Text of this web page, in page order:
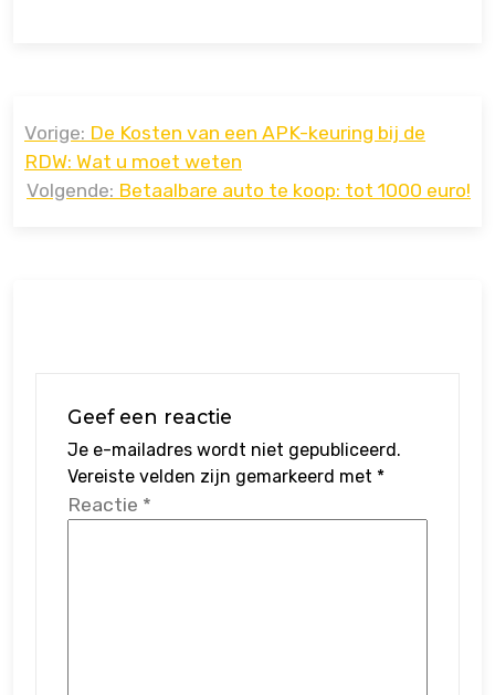
navigatie
Vorige: De Kosten van een APK-keuring bij de
RDW: Wat u moet weten
Volgende: Betaalbare auto te koop: tot 1000 euro!
Geef een reactie
Je e-mailadres wordt niet gepubliceerd.
Vereiste velden zijn gemarkeerd met *
Reactie *